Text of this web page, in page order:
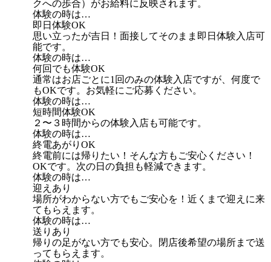
クへの歩合）がお給料に反映されます。
体験の時は…
即日体験OK
思い立ったが吉日！面接してそのまま即日体験入店可
能です。
体験の時は…
何回でも体験OK
通常はお店ごとに1回のみの体験入店ですが、何度で
もOKです。お気軽にご応募ください。
体験の時は…
短時間体験OK
２〜３時間からの体験入店も可能です。
体験の時は…
終電あがりOK
終電前には帰りたい！そんな方もご安心ください！
OKです。次の日の負担も軽減できます。
体験の時は…
迎えあり
場所がわからない方でもご安心を！近くまで迎えに来
てもらえます。
体験の時は…
送りあり
帰りの足がない方でも安心。閉店後希望の場所まで送
ってもらえます。